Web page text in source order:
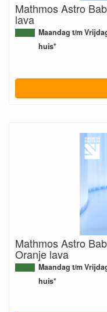
Mathmos Astro
lava
Maandag t/m
huis*
Mathmos Astro
Oranje lava
Maandag t/m
huis*